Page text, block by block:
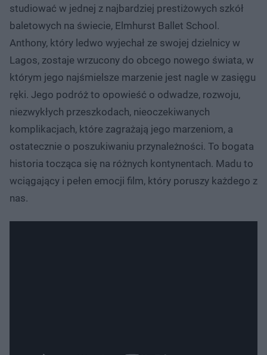
studiować w jednej z najbardziej prestiżowych szkół
baletowych na świecie, Elmhurst Ballet School.
Anthony, który ledwo wyjechał ze swojej dzielnicy w
Lagos, zostaje wrzucony do obcego nowego świata, w
którym jego najśmielsze marzenie jest nagle w zasięgu
ręki. Jego podróż to opowieść o odwadze, rozwoju,
niezwykłych przeszkodach, nieoczekiwanych
komplikacjach, które zagrażają jego marzeniom, a
ostatecznie o poszukiwaniu przynależności. To bogata
historia tocząca się na różnych kontynentach. Madu to
wciągający i pełen emocji film, który poruszy każdego z
nas.